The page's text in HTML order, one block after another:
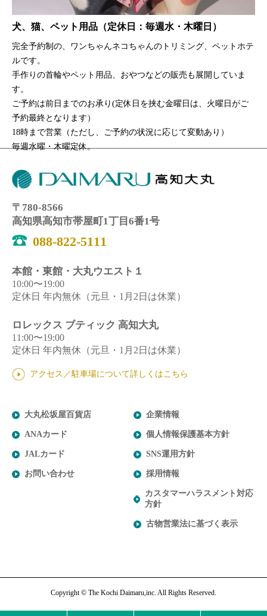
犬、猫、ペット用品（定休日：毎週水・木曜日）
完全予約制の、ワンちゃんネコちゃんのトリミング、ペットホテ
ルです。
手作りの首輪やペット用品、おやつなどの販売も展開していま
す。
ご予約は前日までのお承り(定休日を挟む金曜日は、火曜日がご
予約最終となります）
18時まで営業（ただし、ご予約の状況に応じて変動あり）
毎週水曜・木曜定休。
オフプライスストア
様々な理由で販売時期を過ぎてしまった商品を買取り、捨ててし
まうにはもったいない国内外の新品ブランド品を毎日80－
プラグス マーケット 高知店
地域初、全国では４店舗目となる「プラグス マーケット高知
店」。 ハンズがプロデュースする、「地域を元気に」をキーワ
プレタポルテ
レディースアパレルのセレクトショップです。 オリジナルブラ
ンドと海外の厳選されたインポートブランドを ミックス、大人
婦人靴
トゥールモンド／モネ／ホフ
1919年にドイツで創業、オリジナルの木型が生み出すホールドは
世界中の女性を魅了し続けています。
婦人洋品
高知大丸の顔ともいえる婦人洋品売場。ハンカチ、靴下、ベル
ト、傘、スカーフ、手袋など、日常使いにもギフトにも最適なア
ジューススタンド
野菜・果物のフレッシュジュースをはじめ、ミックスジュースや
バナナジュースを。 酔鯨酒造の新しい感覚のあま酒ビバレッジ
カルチャー
占い＆カルチャー 理煌舎 高知大丸店
ご予約・お問い合わせ：088-854-6538
シマダヤ プラス
家具・生活雑貨のほか、現代アートを中心としたインテリアギャ
ラリー 「TOSA サローネ」も併設。 「素敵な価値との出会い」
シマダヤ プラス
家具・生活雑貨のほか、現代アートを中心としたインテリアギャ
ラリー 「TOSA サローネ」も併設。 「素敵な価値との出会い」
アウトドア用品
地域初の登山・クライミング・アウトドア用品総合専門店です。
里山ハイキングから本格登山まで幅広いニーズに対応した商品を
メンズキャラクター
ポール・スミスは、英国を代表するファッションライフスタイル
ブランドです。 「インスピレーションの源はどこにでもある」
総合カウンター
ウイングカードプライムのご入会手続きのほか、さまざまなシー
ンの贈り物としてご利用いただける各種商品券の販売、ご進物に
〒780-8566
高知県高知市帯屋町1丁目6番1号
088-822-5111
本館・東館・大丸ウエスト１
10:00〜19:00
定休日 年内無休（元旦・1月2日は休業）
ロレックス ブティック 高知大丸
11:00〜19:00
定休日 年内無休（元旦・1月2日は休業）
アクセス／駐車場について詳しくはこちら
大丸松坂屋百貨店
ANAカード
JALカード
お問い合わせ
企業情報
個人情報保護基本方針
SNS運用方針
採用情報
カスタマーハラスメント対応
方針
古物営業法に基づく表示
Copyright © The Kochi Daimaru,inc. All Rights Reserved.